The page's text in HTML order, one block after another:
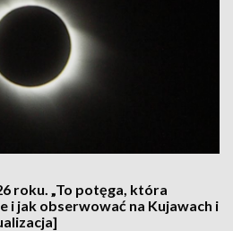
roku. „To potęga, która
i jak obserwować na Kujawach i